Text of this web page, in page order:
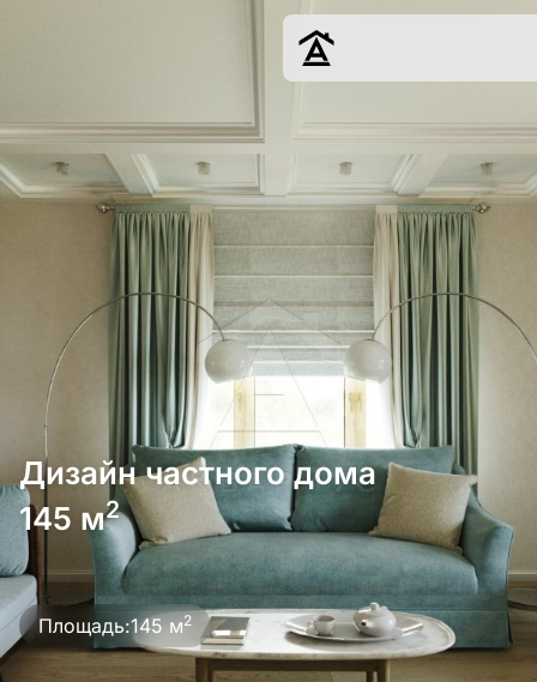
Дизайн
Ремонт
Цены
Наши работы
О нас
Контакты
г. Краснодар
8 (861) 945-12-
34
Обсудить
проект
Дизайн частного дома
145 м2
Площадь:145 м2